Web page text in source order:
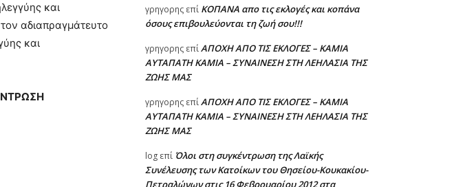
και
αδιαπραγμάτευτο
και
γρηγορης επί ΚΟΠΑΝΑ απο τις εκλογές και κοπάνα
όσους επιβουλεύονται τη ζωή σου!!!
γρηγορης επίΑΠΟΧΗ ΑΠΟ ΤΙΣ ΕΚΛΟΓΕΣ – ΚΑΜΙΑ
ΑΥΤΑΠΑΤΗ ΚΑΜΙΑ – ΣΥΝΑΙΝΕΣΗ ΣΤΗ ΛΕΗΛΑΣΙΑ ΤΗΣ
ΖΩΗΣ ΜΑΣ
γρηγορης επίΑΠΟΧΗ ΑΠΟ ΤΙΣ ΕΚΛΟΓΕΣ – ΚΑΜΙΑ
ΑΥΤΑΠΑΤΗ ΚΑΜΙΑ – ΣΥΝΑΙΝΕΣΗ ΣΤΗ ΛΕΗΛΑΣΙΑ ΤΗΣ
ΖΩΗΣ ΜΑΣ
log επί Όλοι στη συγκέντρωση της Λαϊκής
Συνέλευσης των Κατοίκων του Θησείου-Κουκακίου-
Πετραλώνων στις 16 Φεβρουαρίου 2012 στα